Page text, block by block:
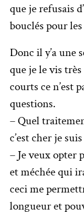
que je refusais
bouclés pour
Donc il y’a une
que je le vis
courts ce n’est
questions.
– Quel
c’est cher je
– Je veux opter
et méchée qui
ceci me
longueur et